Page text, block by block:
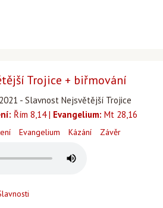
Trojice + biřmování
- Slavnost Nejsvětější Trojice
Řím 8,14 | Evangelium: Mt 28,16
Evangelium Kázání Závěr